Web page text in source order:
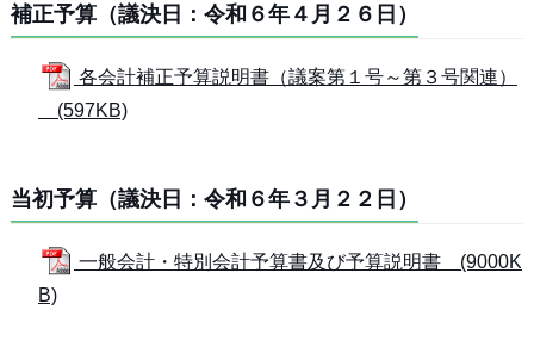
補正予算（議決日：令和６年４月２６日）
各会計補正予算説明書（議案第１号～第３号関連）
(597KB)
当初予算（議決日：令和６年３月２２日）
一般会計・特別会計予算書及び予算説明書 (9000K
B)